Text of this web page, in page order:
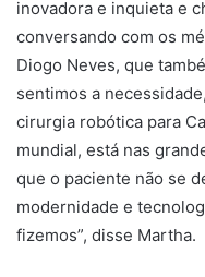
inovadora e inquieta e
conversando com os
Diogo Neves, que
sentimos a
cirurgia robótica para
mundial, está nas
que o paciente não se
modernidade e
fizemos”, disse Martha.